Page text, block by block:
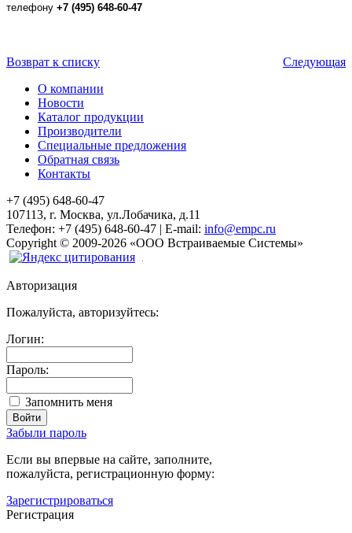
телефону +7 (495) 648-60-47
Возврат к списку
Следующая
О компании
Новости
Каталог продукции
Производители
Специальные предложения
Обратная связь
Контакты
+7 (495) 648-60-47
107113, г. Москва, ул.Лобачика, д.11
Телефон: +7 (495) 648-60-47 | E-mail: info@empc.ru
Copyright © 2009-2026 «ООО Встраиваемые Системы»
Авторизация
Пожалуйста, авторизуйтесь:
Логин:
Пароль:
Запомнить меня
Забыли пароль
Если вы впервые на сайте, заполните,
пожалуйста, регистрационную форму:
Зарегистрироваться
Регистрация